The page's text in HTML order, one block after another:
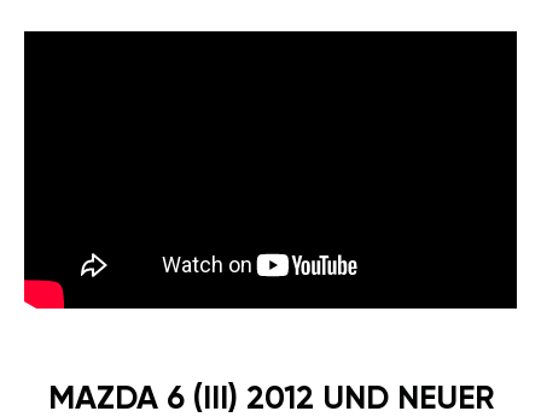
MAZDA 6 (III) 2012 UND NEUER